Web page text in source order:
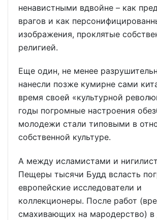
ненавистными вдвойне – как
врагов и как
изображения, проклятые
религией.
Еще один, не менее
нанесли позже кумирне сами
время своей «культурной
годы погромные настроения
молодежи стали типовыми в
собственной культуре.
А между исламистами и
Пещеры тысячи Будд всласть
европейские исследователи и
коллекционеры. После работ
смахивающих на мародерство) в